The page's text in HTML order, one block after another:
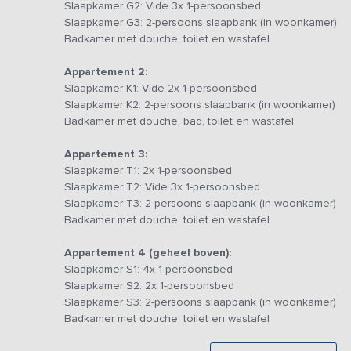
In de zomermaanden kun je zwemmen in de Vecht. Het
de boules baan, voetbaltafel, sjoelbak en een
sloep behoort tot de mogelijkheden (je kunt ook zelf
De ligging van de accommodatie maakt het mogelijk
stad? Binnen een half uur ben je in Amsterdam, Utrecht
een weekend weg met familie of vrienden.
Bijzonderheden:
Dit vakantieadres is zowel voor kleine als grotere
betreft hetzelfde vakantieadres met dezelfde foto's &
Slaapkamer G2: Vide 3x 1-persoonsbed
Slaapkamer G3: 2-persoons slaapbank (in woonkamer)
Badkamer met douche, toilet en wastafel
Appartement 2:
Slaapkamer K1: Vide 2x 1-persoonsbed
Slaapkamer K2: 2-persoons slaapbank (in woonkamer)
Badkamer met douche, bad, toilet en wastafel
Appartement 3:
Slaapkamer T1: 2x 1-persoonsbed
Slaapkamer T2: Vide 3x 1-persoonsbed
Slaapkamer T3: 2-persoons slaapbank (in woonkamer)
Badkamer met douche, toilet en wastafel
Appartement 4 (geheel boven):
Slaapkamer S1: 4x 1-persoonsbed
Slaapkamer S2: 2x 1-persoonsbed
Slaapkamer S3: 2-persoons slaapbank (in woonkamer)
Badkamer met douche, toilet en wastafel